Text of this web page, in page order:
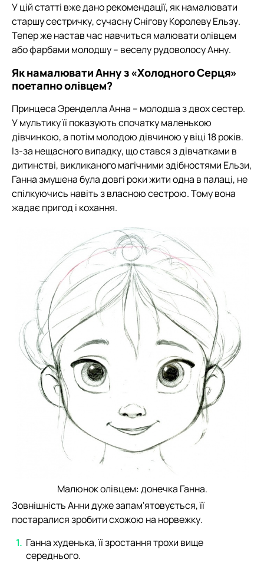
У цій статті вже дано рекомендації, як намалювати
старшу сестричку, сучасну Снігову Королеву Ельзу.
Тепер же настав час навчиться малювати олівцем
або фарбами молодшу – веселу рудоволосу Анну.
Як намалювати Анну з «Холодного Серця»
поетапно олівцем?
Принцеса Эренделла Анна – молодша з двох сестер.
У мультику її показують спочатку маленькою
дівчинкою, а потім молодою дівчиною у віці 18 років.
Із-за нещасного випадку, що стався з дівчатками в
дитинстві, викликаного магічними здібностями Ельзи,
Ганна змушена була довгі роки жити одна в палаці, не
спілкуючись навіть з власною сестрою. Тому вона
жадає пригод і кохання.
Малюнок олівцем: донечка Ганна.
Зовнішність Анни дуже запам'ятовується, її
постаралися зробити схожою на норвежку.
Ганна худенька, її зростання трохи вище
середнього.